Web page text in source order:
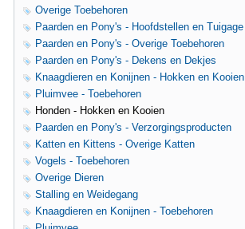
Overige Toebehoren
Paarden en Pony's - Hoofdstellen en Tuigage
Paarden en Pony's - Overige Toebehoren
Paarden en Pony's - Dekens en Dekjes
Knaagdieren en Konijnen - Hokken en Kooien
Pluimvee - Toebehoren
Honden - Hokken en Kooien
Paarden en Pony's - Verzorgingsproducten
Katten en Kittens - Overige Katten
Vogels - Toebehoren
Overige Dieren
Stalling en Weidegang
Knaagdieren en Konijnen - Toebehoren